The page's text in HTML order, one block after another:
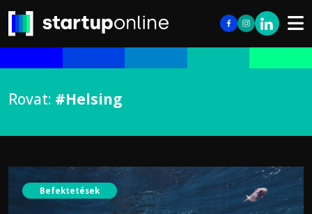
Rovat: #Helsing
Befektetések